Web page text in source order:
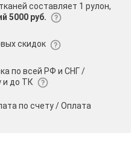
составляет 1 рулон,
5000 руб.
скидок
по всей РФ и СНГ /
и до ТК
по счету /Оплата